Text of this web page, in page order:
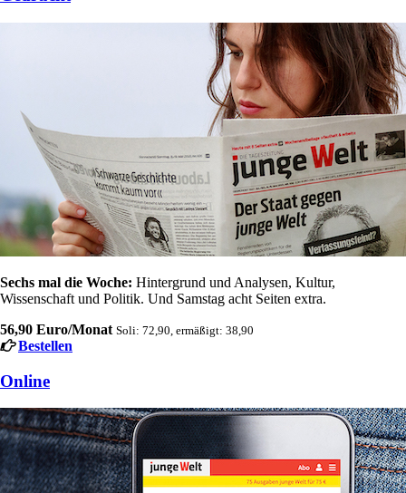
Sechs mal die Woche: Hintergrund und Analysen, Kultur,
Wissenschaft und Politik. Und Samstag acht Seiten extra.
56,90 Euro/Monat Soli: 72,90, ermäßigt: 38,90
Bestellen
Online